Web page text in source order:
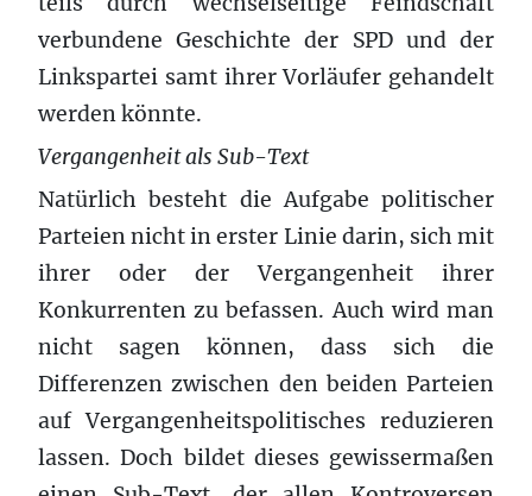
verbundene Geschichte der SPD und der
Linkspartei samt ihrer Vorläufer gehandelt
werden könnte.
Vergangenheit als Sub-Text
Natürlich besteht die Aufgabe politischer
Parteien nicht in erster Linie darin, sich mit
ihrer oder der Vergangenheit ihrer
Konkurrenten zu befassen. Auch wird man
nicht sagen können, dass sich die
Differenzen zwischen den beiden Parteien
auf Vergangenheitspolitisches reduzieren
lassen. Doch bildet dieses gewissermaßen